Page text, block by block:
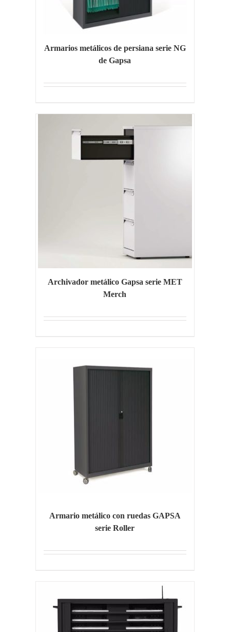
Armarios metálicos de persiana serie NG
de Gapsa
Archivador metálico Gapsa serie MET
Merch
Armario metálico con ruedas GAPSA
serie Roller